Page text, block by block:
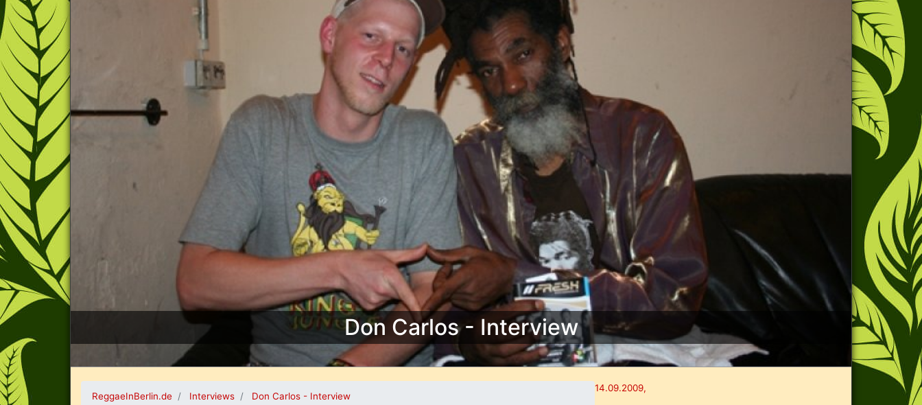
Don Carlos - Interview
14.09.2009,
ReggaeInBerlin.de Interviews Don Carlos - Interview